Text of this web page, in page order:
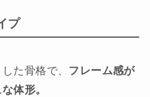
プ
た骨格で、 フレーム感が
体形。